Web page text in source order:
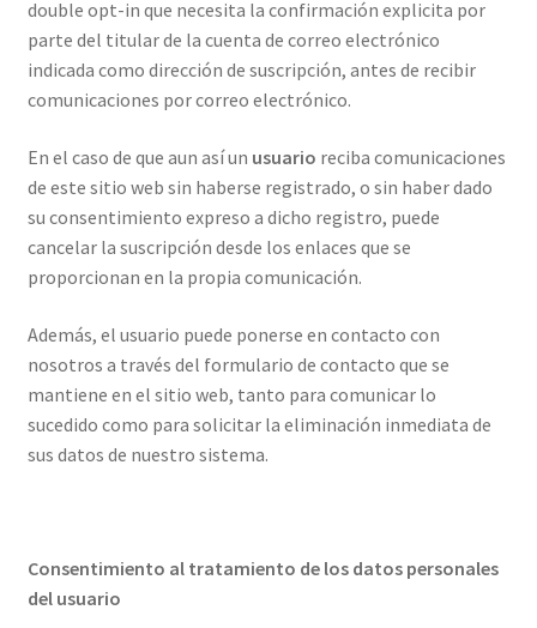
double opt-in que necesita la confirmación explicita por
parte del titular de la cuenta de correo electrónico
indicada como dirección de suscripción, antes de recibir
comunicaciones por correo electrónico.
En el caso de que aun así un usuario reciba comunicaciones
de este sitio web sin haberse registrado, o sin haber dado
su consentimiento expreso a dicho registro, puede
cancelar la suscripción desde los enlaces que se
proporcionan en la propia comunicación.
Además, el usuario puede ponerse en contacto con
nosotros a través del formulario de contacto que se
mantiene en el sitio web, tanto para comunicar lo
sucedido como para solicitar la eliminación inmediata de
sus datos de nuestro sistema.
Consentimiento al tratamiento de los datos personales
del usuario